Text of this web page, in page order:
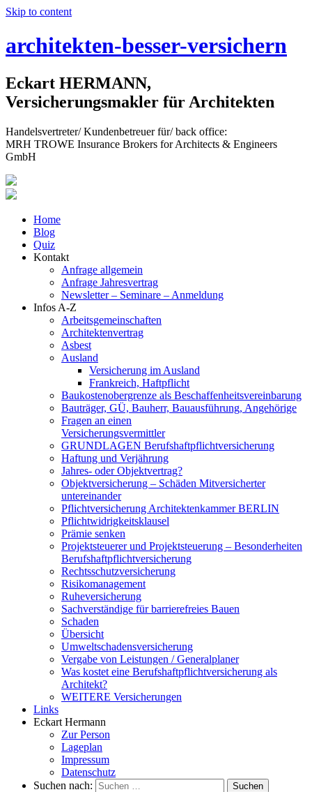
Skip to content
architekten-besser-versichern
Eckart HERMANN,
Versicherungsmakler für Architekten
Handelsvertreter/ Kundenbetreuer für/ back office:
MRH TROWE Insurance Brokers for Architects & Engineers
GmbH
Home
Blog
Quiz
Kontakt
Anfrage allgemein
Anfrage Jahresvertrag
Newsletter – Seminare – Anmeldung
Infos A-Z
Arbeitsgemeinschaften
Architektenvertrag
Asbest
Ausland
Versicherung im Ausland
Frankreich, Haftpflicht
Baukostenobergrenze als Beschaffenheits­vereinbarung
Bauträger, GÜ, Bauherr, Bauausführung, Angehörige
Fragen an einen
Versicherungsvermittler
GRUNDLAGEN Berufshaftpflichtversicherung
Haftung und Verjährung
Jahres- oder Objektvertrag?
Objektversicherung – Schäden Mitversicherter
untereinander
Pflichtversicherung Architektenkammer BERLIN
Pflichtwidrigkeitsklausel
Prämie senken
Projektsteuerer und Projektsteuerung – Besonderheiten
Berufshaftpflichtversicherung
Rechtsschutzversicherung
Risikomanagement
Ruheversicherung
Sachverständige für barrierefreies Bauen
Schaden
Übersicht
Umweltschadensversicherung
Vergabe von Leistungen / Generalplaner
Was kostet eine Berufshaftpflichtversicherung als
Architekt?
WEITERE Versicherungen
Links
Eckart Hermann
Zur Person
Lageplan
Impressum
Datenschutz
Suchen nach: